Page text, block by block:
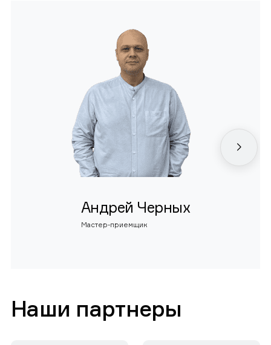
Андрей Черных
Мастер-приемщик
Наши партнеры